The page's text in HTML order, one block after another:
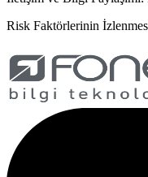
Risk Faktörlerinin